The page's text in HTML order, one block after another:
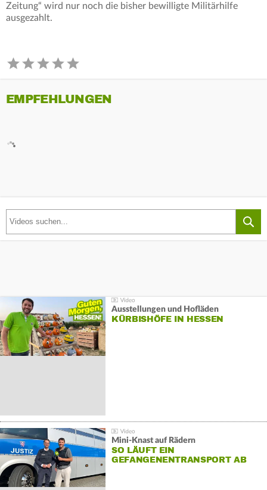
Zeitung“ wird nur noch die bisher bewilligte Militärhilfe
ausgezahlt.
EMPFEHLUNGEN
Ausstellungen und Hofläden
KÜRBISHÖFE IN HESSEN
Mini-Knast auf Rädern
SO LÄUFT EIN
GEFANGENENTRANSPORT AB